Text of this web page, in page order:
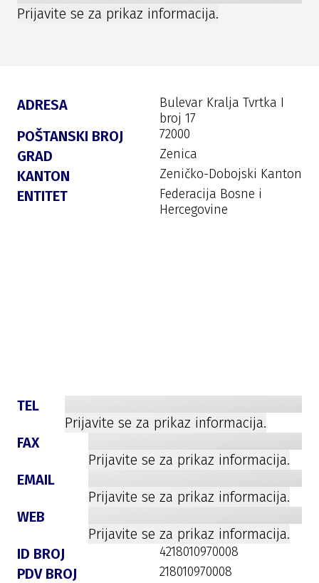
Prijavite se za prikaz informacija.
ADRESA
Bulevar Kralja Tvrtka I
broj 17
POŠTANSKI BROJ 72000
GRAD Zenica
KANTON Zeničko-Dobojski Kanton
ENTITET
Federacija Bosne i
Hercegovine
TEL
Prijavite se za prikaz informacija.
FAX
Prijavite se za prikaz informacija.
EMAIL
Prijavite se za prikaz informacija.
WEB
Prijavite se za prikaz informacija.
ID BROJ
4218010970008
PDV BROJ 218010970008